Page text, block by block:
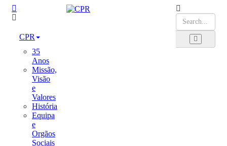
CPR
35
Anos
Missão,
Visão
e
Valores
História
Equipa
e
Orgãos
Sociais